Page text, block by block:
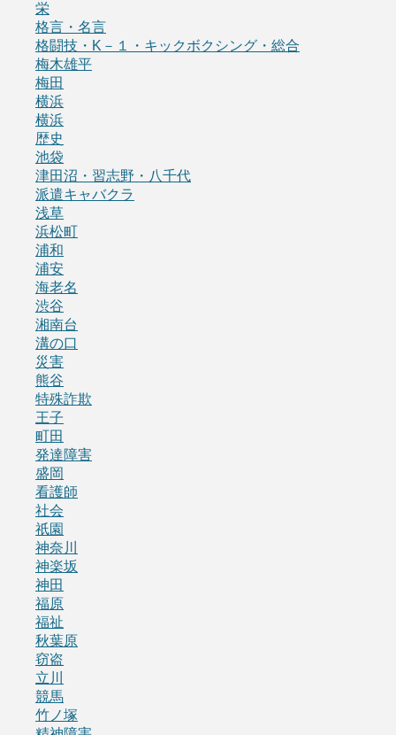
栄
格言・名言
格闘技・K－１・キックボクシング・総合
梅木雄平
梅田
横浜
横浜
歴史
池袋
津田沼・習志野・八千代
派遣キャバクラ
浅草
浜松町
浦和
浦安
海老名
渋谷
湘南台
溝の口
災害
熊谷
特殊詐欺
王子
町田
発達障害
盛岡
看護師
社会
祇園
神奈川
神楽坂
神田
福原
福祉
秋葉原
窃盗
立川
競馬
竹ノ塚